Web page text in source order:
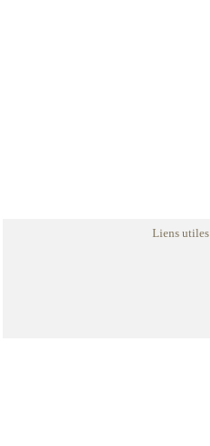
Liens utiles